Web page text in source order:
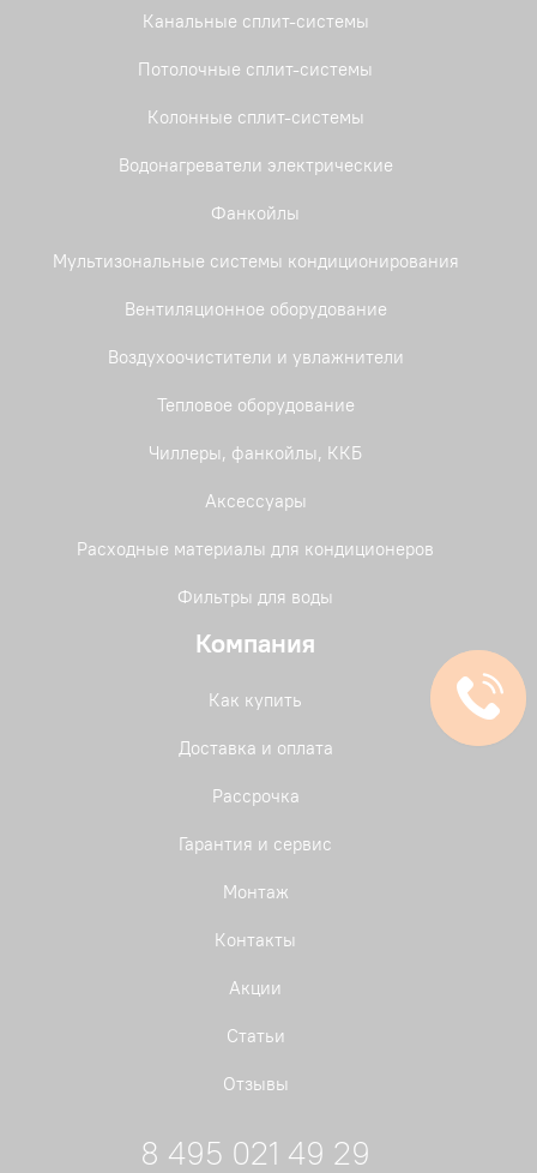
Канальные сплит-системы
Потолочные сплит-системы
Колонные сплит-системы
Водонагреватели электрические
Фанкойлы
Мультизональные системы кондиционирования
Вентиляционное оборудование
Воздухоочистители и увлажнители
Тепловое оборудование
Чиллеры, фанкойлы, ККБ
Аксессуары
Расходные материалы для кондиционеров
Фильтры для воды
Компания
Как купить
Доставка и оплата
Рассрочка
Гарантия и сервис
Монтаж
Контакты
Акции
Статьи
Отзывы
8 495 021 49 29